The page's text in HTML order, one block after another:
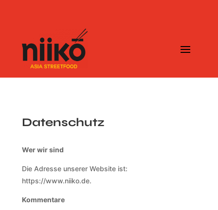
Datenschutz
Wer wir sind
Die Adresse unserer Website ist:
https://www.niiko.de.
Kommentare